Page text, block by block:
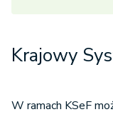
Krajowy
W ramach KSeF